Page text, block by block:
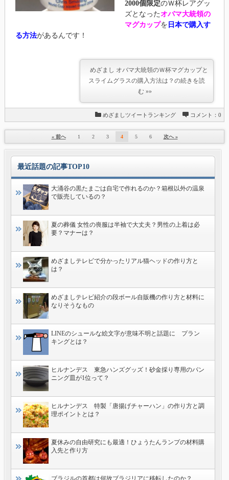
2000個限定のＷ杯レアグッ
ズとなったオバマ大統領の
マグカップを 日本で購入す
る方法があるんです！
めざまし オバマ大統領のＷ杯マグカップと
スライムグラスの購入方法は？の続きを読
む »»
めざましツイートランキング コメント：0
« 前へ 1 2 3 4 5 6 次へ »
最近話題の記事TOP10
大涌谷の黒たまごは自宅で作れるのか？箱根以外の温泉
で販売しているの？
夏の葬儀 女性の喪服は半袖で大丈夫？男性の上着は必
要？マナーは？
めざましテレビで分かったリアル猫ヘッドの作り方と
は？
めざましテレビ紹介の段ボール自販機の作り方と材料に
なりそうなもの
LINEのシュールな絵文字が意味不明と話題に プラン
キングとは？
ヒルナンデス 東急ハンズグッズ！砂金採り専用のパン
ニング皿が1位って？
ヒルナンデス 特製「唐揚げチャーハン」の作り方と調
理ポイントとは？
夏休みの自由研究にも最適！ひょうたんランプの材料購
入先と作り方
ブラジルの首都は何故ブラジリアに移転したのか？